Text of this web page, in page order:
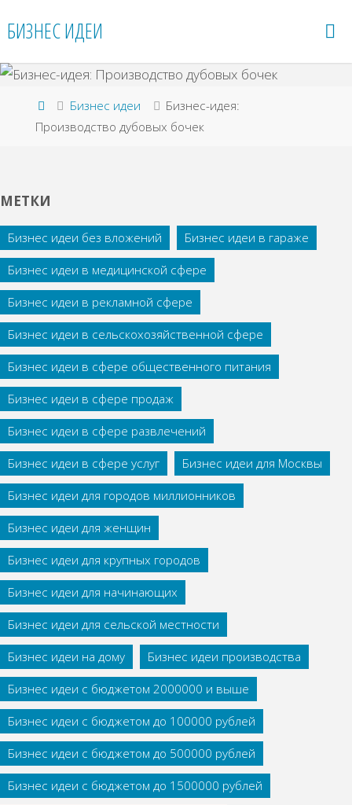
БИЗНЕС ИДЕИ
Главная
Бизнес идеи
Бизнес-идея:
Производство дубовых бочек
МЕТКИ
Бизнес идеи без вложений
Бизнес идеи в гараже
Бизнес идеи в медицинской сфере
Бизнес идеи в рекламной сфере
Бизнес идеи в сельскохозяйственной сфере
Бизнес идеи в сфере общественного питания
Бизнес идеи в сфере продаж
Бизнес идеи в сфере развлечений
Бизнес идеи в сфере услуг
Бизнес идеи для Москвы
Бизнес идеи для городов миллионников
Бизнес идеи для женщин
Бизнес идеи для крупных городов
Бизнес идеи для начинающих
Бизнес идеи для сельской местности
Бизнес идеи на дому
Бизнес идеи производства
Бизнес идеи с бюджетом 2000000 и выше
Бизнес идеи с бюджетом до 100000 рублей
Бизнес идеи с бюджетом до 500000 рублей
Бизнес идеи с бюджетом до 1500000 рублей